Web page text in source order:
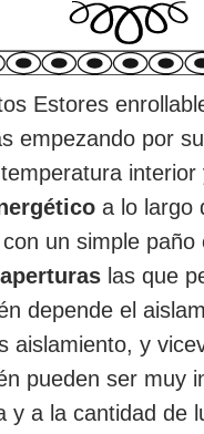
Estores
empezando por
a lo largo
con un simple
las que
depende el
aislamiento, y
pueden ser muy
y a la cantidad de